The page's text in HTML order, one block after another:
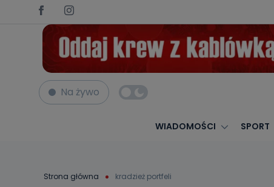
Na żywo
WIADOMOŚCI SPORT
Strona główna kradzież portfeli